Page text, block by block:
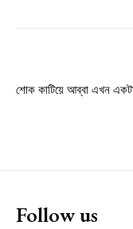
Ut mollis
YEARLY
শোক কাটিয়ে আব্বা এখন
Follow us